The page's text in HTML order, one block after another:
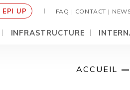
EPI UP FAQ | CONTACT |
INFRASTRUCTURE
ACCUEIL